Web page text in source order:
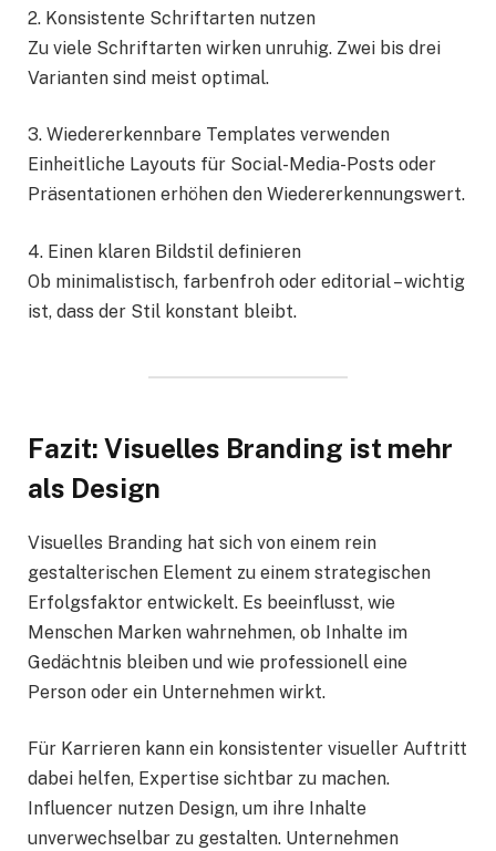
2. Konsistente Schriftarten nutzen
Zu viele Schriftarten wirken unruhig. Zwei bis drei
Varianten sind meist optimal.
3. Wiedererkennbare Templates verwenden
Einheitliche Layouts für Social-Media-Posts oder
Präsentationen erhöhen den Wiedererkennungswert.
4. Einen klaren Bildstil definieren
Ob minimalistisch, farbenfroh oder editorial – wichtig
ist, dass der Stil konstant bleibt.
Fazit: Visuelles Branding ist mehr
als Design
Visuelles Branding hat sich von einem rein
gestalterischen Element zu einem strategischen
Erfolgsfaktor entwickelt. Es beeinflusst, wie
Menschen Marken wahrnehmen, ob Inhalte im
Gedächtnis bleiben und wie professionell eine
Person oder ein Unternehmen wirkt.
Für Karrieren kann ein konsistenter visueller Auftritt
dabei helfen, Expertise sichtbar zu machen.
Influencer nutzen Design, um ihre Inhalte
unverwechselbar zu gestalten. Unternehmen